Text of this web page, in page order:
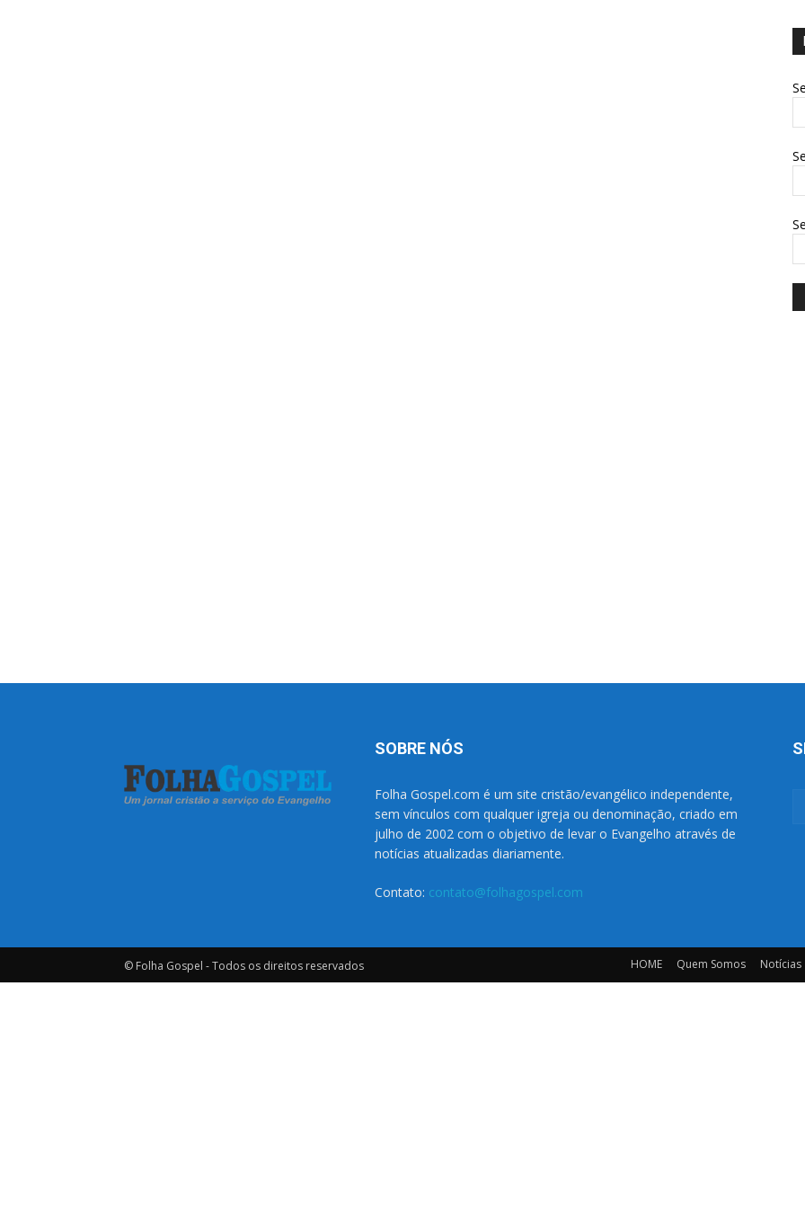
SOBRE NÓS
Folha Gospel.com é um site cristão/evangélico independente,
sem vínculos com qualquer igreja ou denominação, criado em
julho de 2002 com o objetivo de levar o Evangelho através de
notícias atualizadas diariamente.
Contato: contato@folhagospel.com
© Folha Gospel - Todos os direitos reservados HOME Quem Somos Notícias